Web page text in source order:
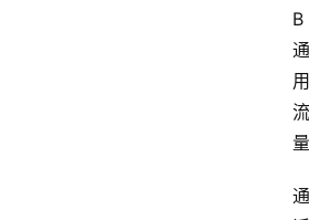
B
通
用
流
量
通